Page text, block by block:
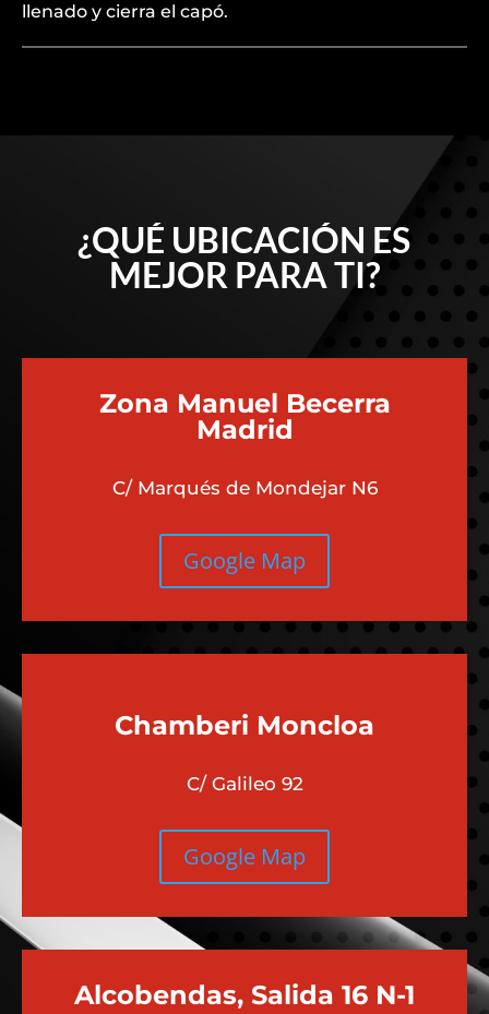
llenado y cierra el capó.
¿QUÉ UBICACIÓN ES
MEJOR PARA TI?
Zona Manuel Becerra
Madrid
C/ Marqués de Mondejar N6
Google Map
Chamberi Moncloa
C/ Galileo 92
Google Map
Alcobendas, Salida 16 N-1